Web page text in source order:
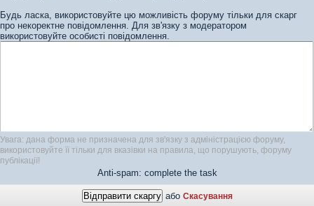
Будь ласка, використовуйте цю можливість форуму тільки для скарг
про некоректне повідомлення. Для зв'язку з модератором
використовуйте особисті повідомлення.
Увага: дана форма не призначена для зв'язку з адміністрацією форуму,
використовуйте її тільки для вказівки на правила, що порушують, форуму
публікації!
Anti-spam: complete the task
або Скасування